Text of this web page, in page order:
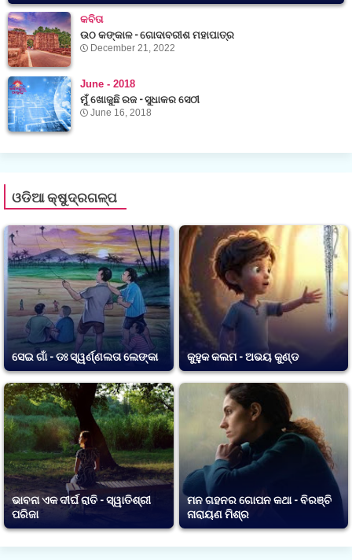
କବିତା
ଉଠ କଙ୍କାଳ - ଗୋଦାବରୀଶ ମହାପାତ୍ର
December 21, 2022
June - 2018
ମୁଁ ଖୋଜୁଛି ରଜ - ସୁଧାକର ସେଠୀ
June 16, 2018
ଓଡିଆ କ୍ଷୁଦ୍ରଗଳ୍ପ
ସେଇ ଗାଁ - ଡଃ ସ୍ୱର୍ଣ୍ଣଲତା ଲେଙ୍କା କୁହୁକ କଲମ - ଅଭୟ କୁଣ୍ଡ
ଭାବନା ଏକ ଦୀର୍ଘ ରାତି - ସ୍ୱାତିଶ୍ରୀ
ପରିଜା
ମନ ଗହନର ଗୋପନ କଥା - ବିରଞ୍ଚି
ନାରାୟଣ ମିଶ୍ର